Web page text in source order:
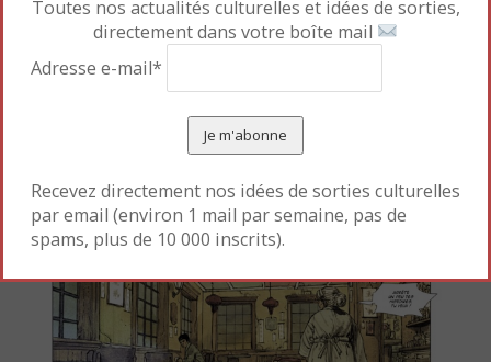
Toutes nos actualités culturelles et idées de sorties,
directement dans votre boîte mail
Adresse e-mail*
Recevez directement nos idées de sorties culturelles
par email (environ 1 mail par semaine, pas de
spams, plus de 10 000 inscrits).